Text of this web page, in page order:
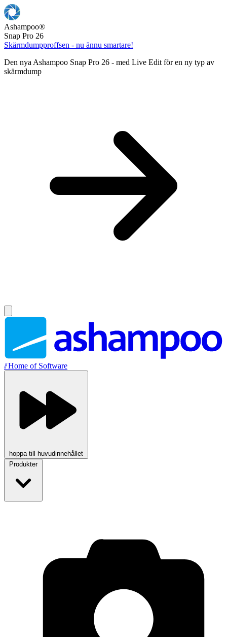
Ashampoo®
Snap Pro 26
Skärmdumpproffsen - nu ännu smartare!
Den nya Ashampoo Snap Pro 26 - med Live Edit för en ny typ av
skärmdump
//Home of Software
hoppa till huvudinnehållet
Produkter